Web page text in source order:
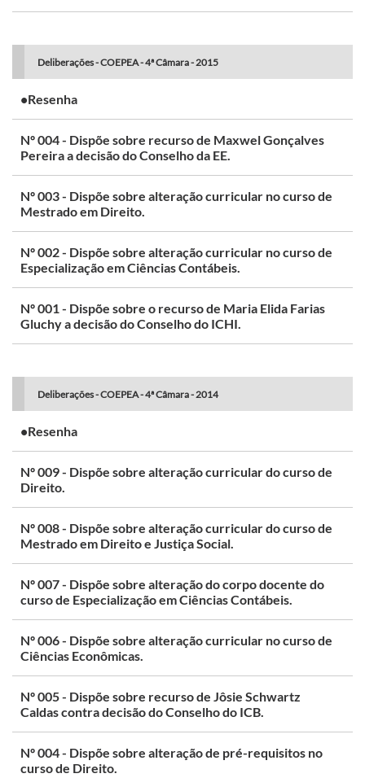
Deliberações - COEPEA - 4ª Câmara - 2015
•Resenha
Nº 004 - Dispõe sobre recurso de Maxwel Gonçalves
Pereira a decisão do Conselho da EE.
Nº 003 - Dispõe sobre alteração curricular no curso de
Mestrado em Direito.
Nº 002 - Dispõe sobre alteração curricular no curso de
Especialização em Ciências Contábeis.
Nº 001 - Dispõe sobre o recurso de Maria Elida Farias
Gluchy a decisão do Conselho do ICHI.
Deliberações - COEPEA - 4ª Câmara - 2014
•Resenha
Nº 009 - Dispõe sobre alteração curricular do curso de
Direito.
Nº 008 - Dispõe sobre alteração curricular do curso de
Mestrado em Direito e Justiça Social.
Nº 007 - Dispõe sobre alteração do corpo docente do
curso de Especialização em Ciências Contábeis.
Nº 006 - Dispõe sobre alteração curricular no curso de
Ciências Econômicas.
Nº 005 - Dispõe sobre recurso de Jôsie Schwartz
Caldas contra decisão do Conselho do ICB.
Nº 004 - Dispõe sobre alteração de pré-requisitos no
curso de Direito.